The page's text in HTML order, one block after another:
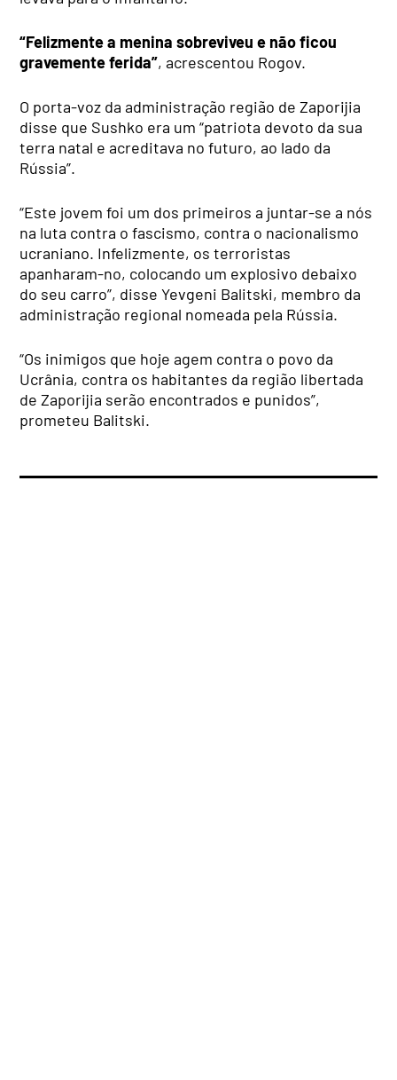
“Felizmente a menina sobreviveu e não ficou
gravemente ferida”, acrescentou Rogov.
O porta-voz da administração região de Zaporijia
disse que Sushko era um “patriota devoto da sua
terra natal e acreditava no futuro, ao lado da
Rússia”.
“Este jovem foi um dos primeiros a juntar-se a nós
na luta contra o fascismo, contra o nacionalismo
ucraniano. Infelizmente, os terroristas
apanharam-no, colocando um explosivo debaixo
do seu carro”, disse Yevgeni Balitski, membro da
administração regional nomeada pela Rússia.
“Os inimigos que hoje agem contra o povo da
Ucrânia, contra os habitantes da região libertada
de Zaporijia serão encontrados e punidos”,
prometeu Balitski.